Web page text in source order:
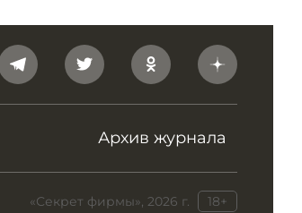
Архив журнала
«Секрет фирмы», 2026 г. 18+